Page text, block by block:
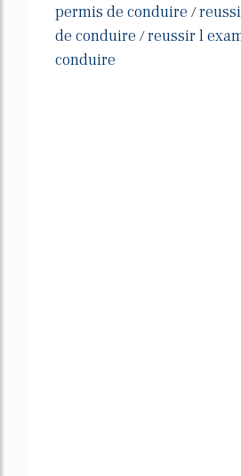
permis de conduire /
de conduire /reussir l
conduire